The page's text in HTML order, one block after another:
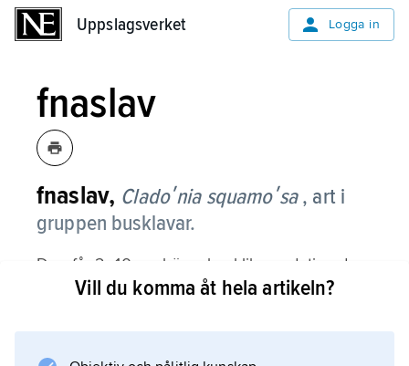
Uppslagsverket Logga in
fnaslav
fnaslav, Cladoʹnia squamoʹsa , art i
gruppen busklavar.
Den får 2–10 cm höga, busklika podetier, dvs.
uppstående partier av fruktkroppen. De är på
Vill du komma åt hela artikeln?